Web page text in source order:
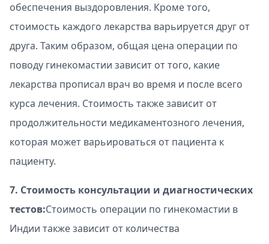
обеспечения выздоровления. Кроме того,
стоимость каждого лекарства варьируется друг от
друга. Таким образом, общая цена операции по
поводу гинекомастии зависит от того, какие
лекарства прописал врач во время и после всего
курса лечения. Стоимость также зависит от
продолжительности медикаментозного лечения,
которая может варьироваться от пациента к
пациенту.
7. Стоимость консультации и диагностических
тестов:Стоимость операции по гинекомастии в
Индии также зависит от количества